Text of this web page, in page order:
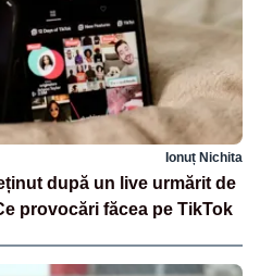
Ionuț Nichita
după un live urmărit de
provocări făcea pe TikTok